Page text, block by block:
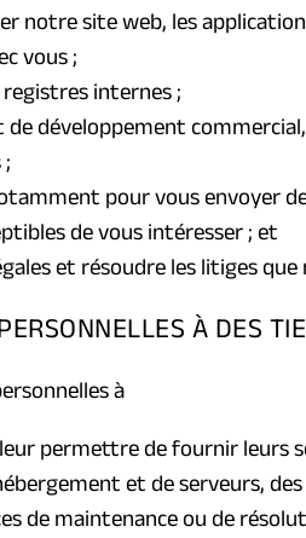
notre site web, les
vous ;
internes ;
de développement
pour vous envoyer
de vous intéresser ; et
et résoudre les litiges que
À DES
à
permettre de fournir leurs
et de serveurs,
de maintenance ou de